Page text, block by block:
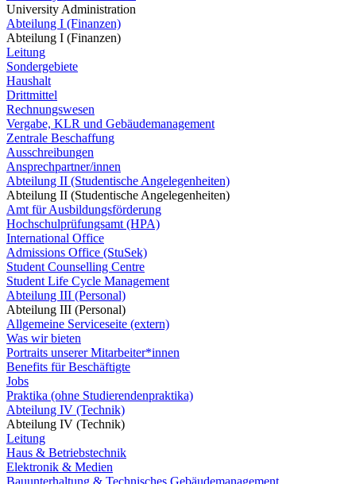
University Administration
Abteilung I (Finanzen)
Abteilung I (Finanzen)
Leitung
Sondergebiete
Haushalt
Drittmittel
Rechnungswesen
Vergabe, KLR und Gebäudemanagement
Zentrale Beschaffung
Ausschreibungen
Ansprechpartner/innen
Abteilung II (Studentische Angelegenheiten)
Abteilung II (Studentische Angelegenheiten)
Amt für Ausbildungsförderung
Hochschulprüfungsamt (HPA)
International Office
Admissions Office (StuSek)
Student Counselling Centre
Student Life Cycle Management
Abteilung III (Personal)
Abteilung III (Personal)
Allgemeine Serviceseite (extern)
Was wir bieten
Portraits unserer Mitarbeiter*innen
Benefits für Beschäftigte
Jobs
Praktika (ohne Studierendenpraktika)
Abteilung IV (Technik)
Abteilung IV (Technik)
Leitung
Haus & Betriebstechnik
Elektronik & Medien
Bauunterhaltung & Technisches Gebäudemanagement